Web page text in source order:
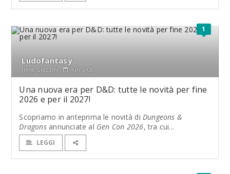
1
Ludofantasy
Irene Grazzini lun 3/08
Una nuova era per D&D: tutte le novità per fine
2026 e per il 2027!
Scopriamo in anteprima le novità di Dungeons &
Dragonsannunciate al Gen Con 2026, tra cui...
LEGGI